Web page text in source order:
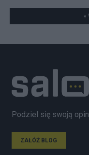
«
Podziel się swoją
ZAŁÓŻ BLOG